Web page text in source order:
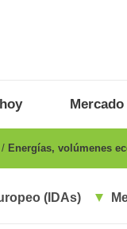
Energías, volúmenes
(IDAs)